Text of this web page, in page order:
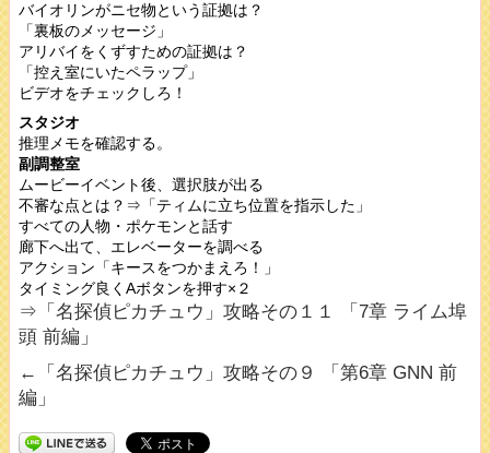
バイオリンがニセ物という証拠は？
「裏板のメッセージ」
アリバイをくずすための証拠は？
「控え室にいたペラップ」
ビデオをチェックしろ！
スタジオ
推理メモを確認する。
副調整室
ムービーイベント後、選択肢が出る
不審な点とは？⇒「ティムに立ち位置を指示した」
すべての人物・ポケモンと話す
廊下へ出て、エレベーターを調べる
アクション「キースをつかまえろ！」
タイミング良くAボタンを押す×２
⇒「名探偵ピカチュウ」攻略その１１ 「7章 ライム埠
頭 前編」
←「名探偵ピカチュウ」攻略その９ 「第6章 GNN 前
編」